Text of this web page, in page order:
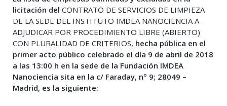
licitación del CONTRATO DE SERVICIOS DE LIMPIEZA
DE LA SEDE DEL INSTITUTO IMDEA NANOCIENCIA A
ADJUDICAR POR PROCEDIMIENTO LIBRE (ABIERTO)
CON PLURALIDAD DE CRITERIOS, hecha pública en el
primer acto público celebrado el día 9 de abril de 2018
a las 13:00 h en la sede de la Fundación IMDEA
Nanociencia sita en la c/ Faraday, nº 9; 28049 –
Madrid, es la siguiente: